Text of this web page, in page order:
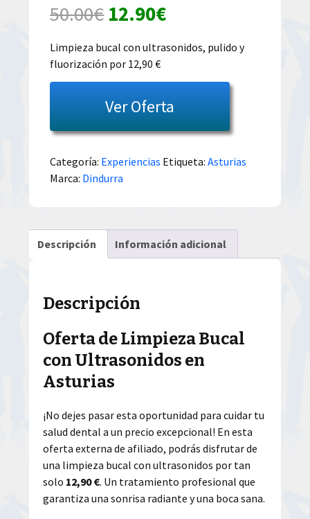
50.00€ El
precio
original
era:
50.00€.
12.90€El
precio
es:
12.90€.
Limpieza bucal con ultrasonidos, pulido y
fluorización por 12,90 €
Ver Oferta
Categoría: Experiencias Etiqueta:Asturias
Marca: Dindurra
Descripción Información adicional
Descripción
Oferta de Limpieza Bucal
con Ultrasonidos en
Asturias
¡No dejes pasar esta oportunidad para cuidar tu
salud dental a un precio excepcional! En esta
oferta externa de afiliado, podrás disfrutar de
una limpieza bucal con ultrasonidos por tan
solo 12,90 €. Un tratamiento profesional que
garantiza una sonrisa radiante y una boca sana.